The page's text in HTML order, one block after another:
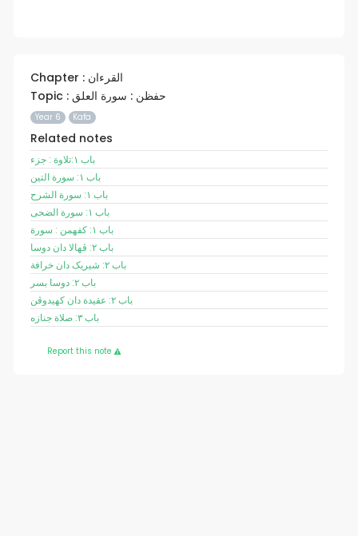
Chapter : القرءان
Topic : حفظن : سورة العلق
Year 6 Kafa
Related notes
باب ١:تلاوة : جزء
باب ١: سورة التين
باب ١: سورة الشرح
باب ١: سورة الضحى
باب ١: کفهمن : سورة
باب ٢: ڤهالا دان دوسا
باب ٢: شيريک دان خرافة
باب ٢: دوسا بسر
باب ٢: عقيدة دان کهيدوڤن
باب ٣: صلاة جنازه
Report this note